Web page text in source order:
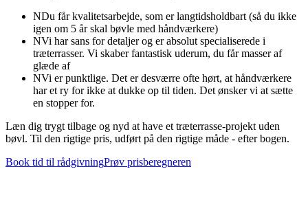
NDu får kvalitetsarbejde, som er langtidsholdbart (så du ikke
igen om 5 år skal bøvle med håndværkere)
NVi har sans for detaljer og er absolut specialiserede i
træterrasser. Vi skaber fantastisk uderum, du får masser af
glæde af
NVi er punktlige. Det er desværre ofte hørt, at håndværkere
har et ry for ikke at dukke op til tiden. Det ønsker vi at sætte
en stopper for.
Læn dig trygt tilbage og nyd at have et træterrasse-projekt uden
bøvl. Til den rigtige pris, udført på den rigtige måde - efter bogen.
Book tid til rådgivningPrøv prisberegneren